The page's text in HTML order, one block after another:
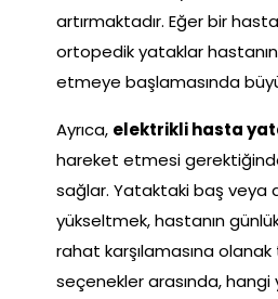
artırmaktadır. Eğer bir
ortopedik yataklar
etmeye başlamasında
Ayrıca, elektrikli hasta
hareket etmesi
sağlar. Yataktaki baş veya
yükseltmek, hastanın
rahat karşılamasına olanak
seçenekler arasında, hangi